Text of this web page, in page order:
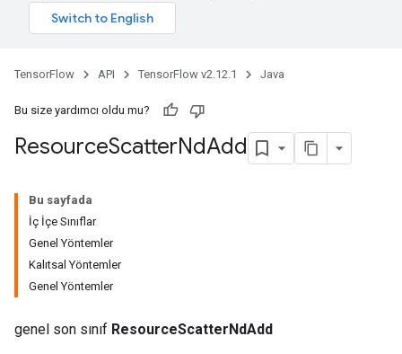
TensorFlow API TensorFlow v2.12.1 Java
Bu size yardımcı oldu mu?
ResourceScatterNdAdd
Bu sayfada
İç İçe Sınıflar
Genel Yöntemler
Kalıtsal Yöntemler
Genel Yöntemler
genel son sınıf ResourceScatterNdAdd